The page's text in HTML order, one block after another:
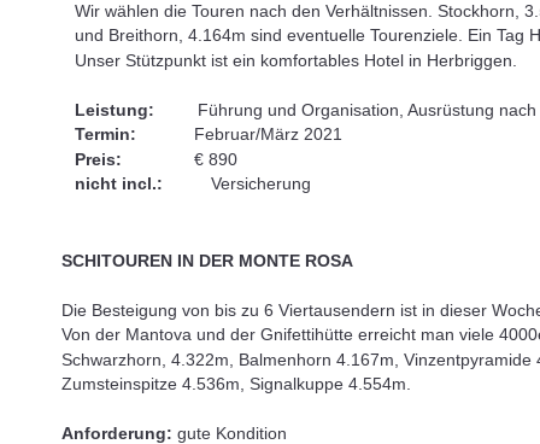
SCHITOUREN IN DER MONTE ROSA
Die Besteigung von bis zu 6 Viertausendern ist in dieser
Von der Mantova und der Gnifettihütte erreicht man viele
Schwarzhorn, 4.322m, Balmenhorn 4.167m,
Zumsteinspitze 4.536m, Signalkuppe 4.554m.
Anforderung: gute Kondition
Wir wählen die Touren nach den Verhältnissen. Stockhorn,
und Breithorn, 4.164m sind eventuelle Tourenziele. Ein Tag
Unser Stützpunkt ist ein komfortables Hotel in Herbriggen.
Leistung: Führung und Organisation, Ausrüstung
Termin: Februar/März 2021
Preis: € 890
nicht incl.:
Versicherung